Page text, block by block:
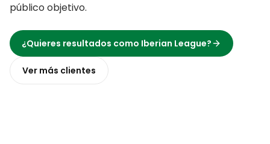
público objetivo.
¿Quieres resultados como Iberian League?
Ver más clientes